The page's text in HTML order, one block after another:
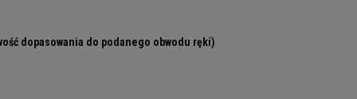
dopasowania do podanego obwodu ręki)